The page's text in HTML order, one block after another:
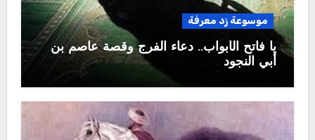
موسوعة زد معرفة
يا فاتح الأبواب.. دعاء الفرج وقصة عاصم بن
أبي النجود